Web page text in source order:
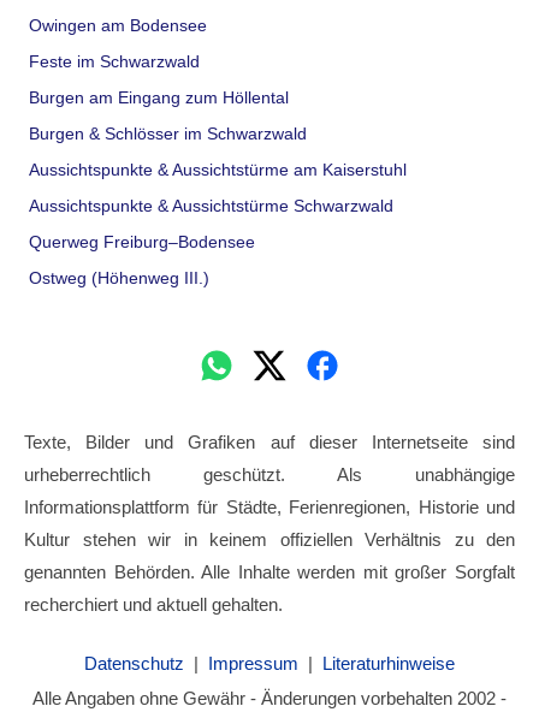
Owingen am Bodensee
Feste im Schwarzwald
Burgen am Eingang zum Höllental
Burgen & Schlösser im Schwarzwald
Aussichtspunkte & Aussichtstürme am Kaiserstuhl
Aussichtspunkte & Aussichtstürme Schwarzwald
Querweg Freiburg–Bodensee
Ostweg (Höhenweg III.)
Texte, Bilder und Grafiken auf dieser Internetseite sind
urheberrechtlich geschützt. Als unabhängige
Informationsplattform für Städte, Ferienregionen, Historie und
Kultur stehen wir in keinem offiziellen Verhältnis zu den
genannten Behörden. Alle Inhalte werden mit großer Sorgfalt
recherchiert und aktuell gehalten.
Datenschutz | Impressum | Literaturhinweise
Alle Angaben ohne Gewähr - Änderungen vorbehalten 2002 -